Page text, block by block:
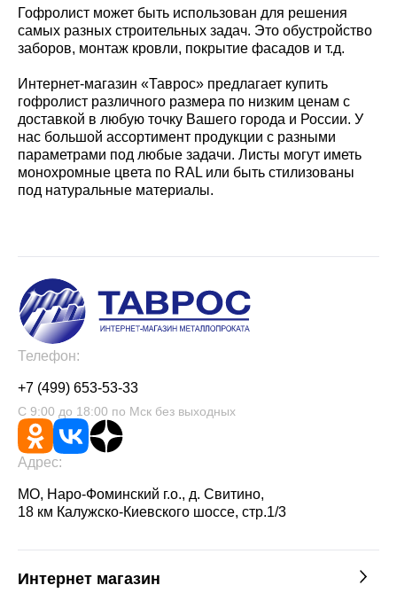
Гофролист может быть использован для решения
самых разных строительных задач. Это обустройство
заборов, монтаж кровли, покрытие фасадов и т.д.
Интернет-магазин «Таврос» предлагает купить
гофролист различного размера по низким ценам с
доставкой в любую точку Вашего города и России. У
нас большой ассортимент продукции с разными
параметрами под любые задачи. Листы могут иметь
монохромные цвета по RAL или быть стилизованы
под натуральные материалы.
Телефон:
+7 (499) 653-53-33
С 9:00 до 18:00 по Мск без выходных
Адрес:
МО, Наро-Фоминский г.о., д. Свитино,
18 км Калужско-Киевского шоссе, стр.1/3
Интернет магазин